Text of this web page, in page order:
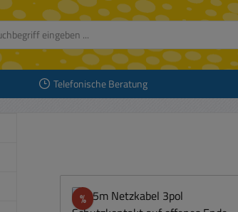
Telefonische Beratung
%Rabatt